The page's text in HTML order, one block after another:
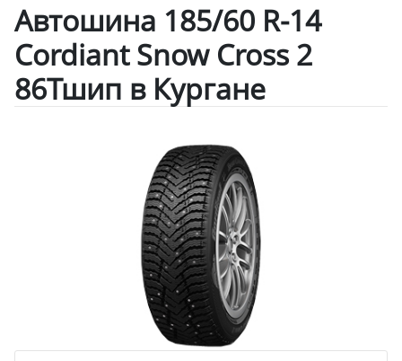
Автошина 185/60 R-14
Cordiant Snow Cross 2
86Тшип в Кургане